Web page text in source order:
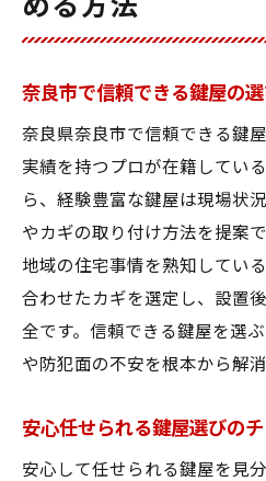
地域密着型鍵屋のメ
鍵屋選びと防犯対策
鍵屋がすすめる住宅
奈良市で実践できる
鍵屋視点で選ぶおす
合鍵作成時に注意す
鍵屋活用で家庭の防
緊急時も安心できる鍵屋
24時間対応可能な鍵
鍵トラブル発生時
奈良市で信頼できる鍵屋の
奈良県奈良市で信頼できる鍵
実績を持つプロが在籍してい
ら、経験豊富な鍵屋は現場状
やカギの取り付け方法を提案
地域の住宅事情を熟知してい
合わせたカギを選定し、設置
全です。信頼できる鍵屋を選
や防犯面の不安を根本から解消
安心任せられる鍵屋選びの
安心して任せられる鍵屋を見